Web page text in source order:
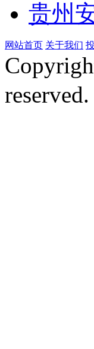
贵州
网站首页 关于我们
reserved.